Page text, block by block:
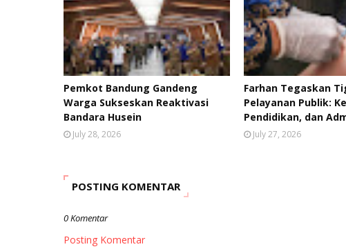
Pemkot Bandung Gandeng
Warga Sukseskan Reaktivasi
Bandara Husein
July 28, 2026
Farhan Tegaskan
Pelayanan Publik:
Pendidikan, dan
July 27, 2026
POSTING KOMENTAR
0 Komentar
Posting Komentar